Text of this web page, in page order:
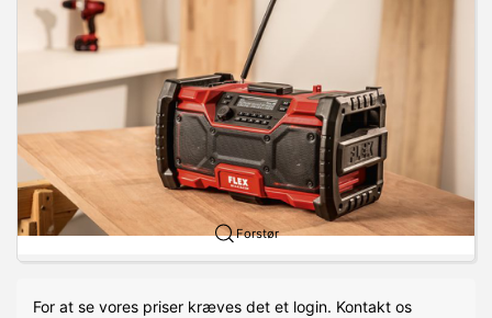
Forstør
For at se vores priser kræves det et login. Kontakt os